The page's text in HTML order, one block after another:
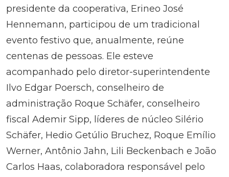
presidente da cooperativa, Erineo José
Hennemann, participou de um tradicional
evento festivo que, anualmente, reúne
centenas de pessoas. Ele esteve
acompanhado pelo diretor-superintendente
Ilvo Edgar Poersch, conselheiro de
administração Roque Schäfer, conselheiro
fiscal Ademir Sipp, líderes de núcleo Silério
Schäfer, Hedio Getúlio Bruchez, Roque Emílio
Werner, Antônio Jahn, Lili Beckenbach e João
Carlos Haas, colaboradora responsável pelo